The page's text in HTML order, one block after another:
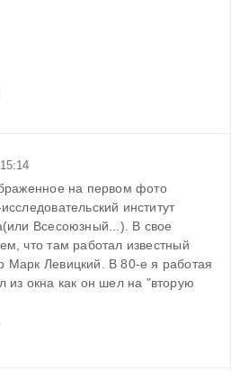
на первом фото
институт
Всесоюзный...). В свое
что там работал известный
Марк Левицкий. В 80-е я работая
из окна как он шел на "вторую